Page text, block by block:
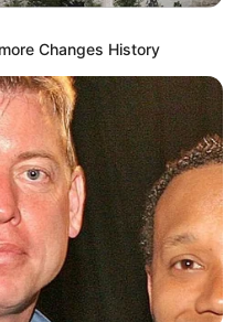
Changes History